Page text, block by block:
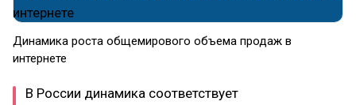
Динамика роста общемирового объема продаж в
интернете
В России динамика соответствует